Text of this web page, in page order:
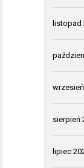
listopad
sierpień
lipiec